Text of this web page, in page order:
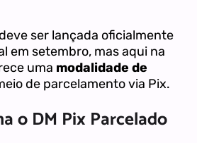
ser lançada oficialmente
em setembro, mas aqui na
uma modalidade de
de parcelamento via Pix.
o DM Pix Parcelado